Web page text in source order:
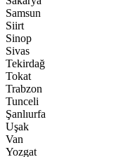
Samsun
Siirt
Sinop
Sivas
Tekirdağ
Tokat
Trabzon
Tunceli
Şanlıurfa
Uşak
Van
Yozgat